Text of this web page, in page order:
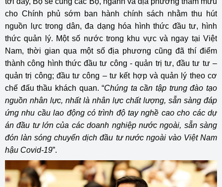
cho Chính phủ sớm ban hành chính sách nhằm thu hút
nguồn lực trong dân, đa dạng hóa hình thức đầu tư, hình
thức quản lý. Một số nước trong khu vực và ngay tại Việt
Nam, thời gian qua một số địa phương cũng đã thí điểm
thành công hình thức đầu tư công - quản trị tư, đầu tư tư –
quản trị công; đầu tư công – tư kết hợp và quản lý theo cơ
chế đấu thầu khách quan. “Chúng ta cần tập trung đào tạo
nguồn nhân lực, nhất là nhân lực chất lượng, sẵn sàng đáp
ứng nhu cầu lao động có trình độ tay nghề cao cho các dự
án đầu tư lớn của các doanh nghiệp nước ngoài, sẵn sàng
đón làn sóng chuyển dịch đầu tư nước ngoài vào Việt Nam
hậu Covid-19”.